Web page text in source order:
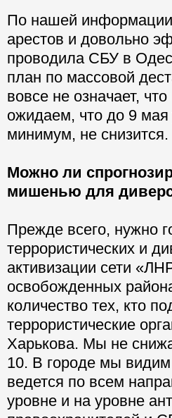
По нашей
арестов и довольно
проводила СБУ в
план по массовой
вовсе не означает,
ожидаем, что до 9 мая
минимум, не снизится.
Можно ли
мишенью для
Прежде всего, нужно
террористических и
активизации сети
освобожденных
количество тех, кто
террористические
Харькова. Мы не
10. В городе мы видим
ведется по всем
уровне и на уровне